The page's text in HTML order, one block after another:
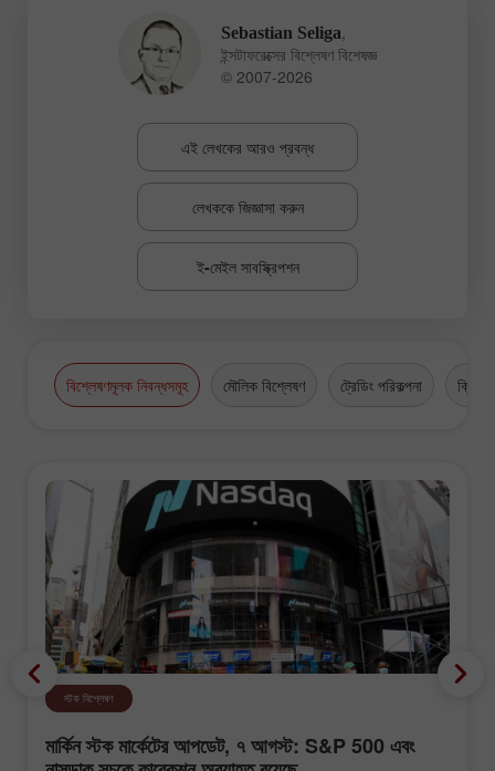
Sebastian Seliga
ইন্সটাফরেক্সের বিশ্লেষণ বিশেষজ্ঞ
© 2007-2026
এই লেখকের আরও প্রবন্ধ
লেখককে জিজ্ঞাসা করুন
ই-মেইল সাবস্ক্রিপশন
বিশ্লেষণমূলক নিবন্ধসমূহ মৌলিক বিশ্লেষণ ট্রেডিং পরিকল্পনা
স্টক বিশ্লেষণ
মার্কিন স্টক মার্কেটের আপডেট, ৭ আগস্ট: S&P 500 এবং